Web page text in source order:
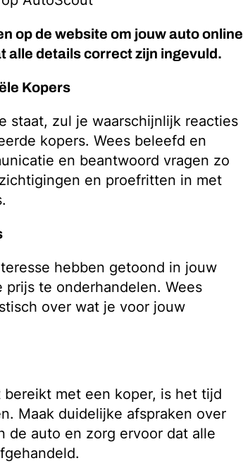
op de website om jouw auto online
alle details correct zijn ingevuld.
Kopers
staat, zul je waarschijnlijk reacties
kopers. Wees beleefd en
en beantwoord vragen zo
en proefritten in met
hebben getoond in jouw
te onderhandelen. Wees
over wat je voor jouw
met een koper, is het tijd
Maak duidelijke afspraken over
de auto en zorg ervoor dat alle